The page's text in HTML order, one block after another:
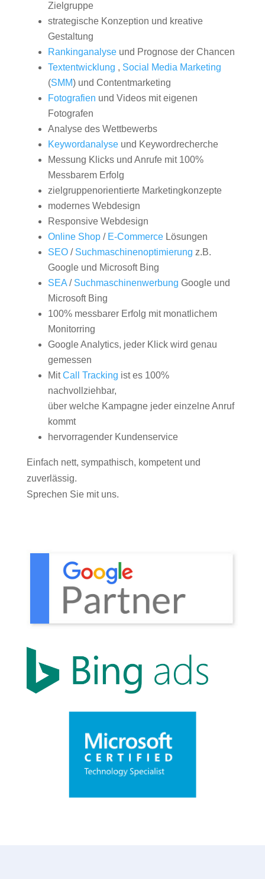
Zielgruppe
strategische Konzeption und kreative
Gestaltung
Rankinganalyseund Prognose der Chancen
Textentwicklung , Social Media Marketing
(SMM) und Contentmarketing
Fotografien und Videos mit eigenen
Fotografen
Analyse des Wettbewerbs
Keywordanalyseund Keywordrecherche
Messung Klicks und Anrufe mit 100%
Messbarem Erfolg
zielgruppenorientierte Marketingkonzepte
modernes Webdesign
Responsive Webdesign
Online Shop/ E-CommerceLösungen
SEO/ Suchmaschinenoptimierung z.B.
Google und Microsoft Bing
SEA/ Suchmaschinenwerbung Google und
Microsoft Bing
100% messbarer Erfolg mit monatlichem
Monitorring
Google Analytics, jeder Klick wird genau
gemessen
MitCall Tracking ist es 100%
nachvollziehbar,
über welche Kampagne jeder einzelne Anruf
kommt
hervorragender Kundenservice
Einfach nett, sympathisch, kompetent und
zuverlässig.
Sprechen Sie mit uns.